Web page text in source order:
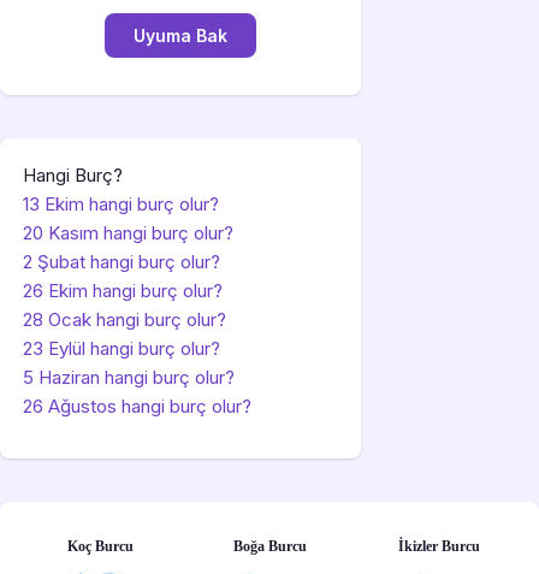
Hangi Burç?
13 Ekim hangi burç olur?
20 Kasım hangi burç olur?
2 Şubat hangi burç olur?
26 Ekim hangi burç olur?
28 Ocak hangi burç olur?
23 Eylül hangi burç olur?
5 Haziran hangi burç olur?
26 Ağustos hangi burç olur?
Koç Burcu Boğa Burcu İkizler Burcu